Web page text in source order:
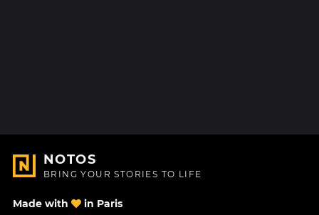
NOTOS
BRING YOUR STORIES TO LIFE
Made with in Paris